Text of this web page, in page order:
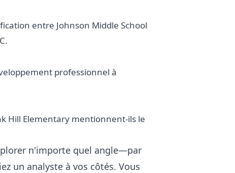
entre Johnson Middle School
professionnel à
Hill Elementary mentionnent-ils le
n'importe quel angle—par
un analyste à vos côtés. Vous